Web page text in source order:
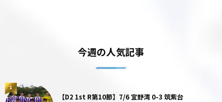
今週の人気記事
【D2 1st R第10節】7/6 宜野湾 0-3 筑紫台
1